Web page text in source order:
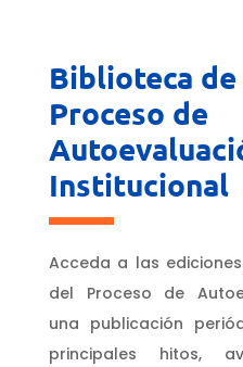
Biblioteca
Proceso de
Institucional
Acceda a las
del Proceso de
una publicación
principales hitos,